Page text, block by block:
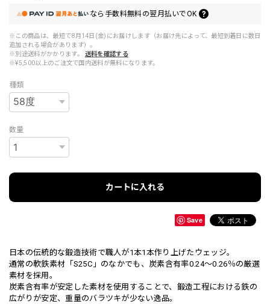
なら 手数料無料の翌月払いでOK
※この商品は、最短で8月14日(金)にお届けします（お届け先によって、最短到着日に数日
追加される場合があります）。
※別途送料がかかります。
送料を確認する
※¥5,500以上のご注文で国内送料が無料になります。
種類
数量
カートに入れる
Save
日本の伝統的な鍛造技術で職人が1本1本作り上げたウェッジ。
通常の軟鉄素材「S25C」のなかでも、炭素含有率0.24～0.26％の厳選
素材を採用。
炭素含有率が安定した素材を使用することで、鍛造工程における鉄の
広がりが安定、重量のバラツキが少ない逸品。